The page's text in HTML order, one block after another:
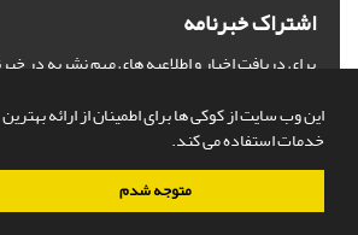
این وب سایت از کوکی ها برای اطمینان از ارائه بهترین
خدمات استفاده می کند.
متوجه شدم
اشتراک خبرنامه
برای دریافت اخبار و اطلاعیه های مهم نشریه در